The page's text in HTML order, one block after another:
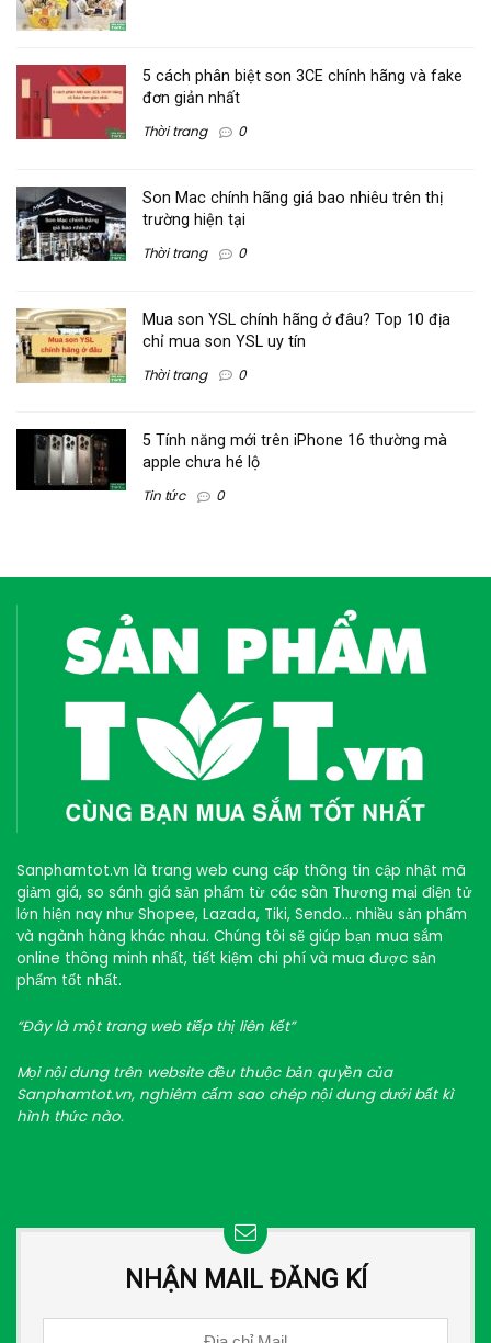
5 cách phân biệt son 3CE chính hãng và fake
đơn giản nhất
Thời trang 0
Son Mac chính hãng giá bao nhiêu trên thị
trường hiện tại
Thời trang 0
Mua son YSL chính hãng ở đâu? Top 10 địa
chỉ mua son YSL uy tín
Thời trang 0
5 Tính năng mới trên iPhone 16 thường mà
apple chưa hé lộ
Tin tức 0
Sanphamtot.vn là trang web cung cấp thông tin cập nhật mã
giảm giá, so sánh giá sản phẩm từ các sàn Thương mại điện tử
lớn hiện nay như Shopee, Lazada, Tiki, Sendo… nhiều sản phẩm
và ngành hàng khác nhau. Chúng tôi sẽ giúp bạn mua sắm
online thông minh nhất, tiết kiệm chi phí và mua được sản
phẩm tốt nhất.
“Đây là một trang web tiếp thị liên kết”
Mọi nội dung trên website đều thuộc bản quyền của
Sanphamtot.vn, nghiêm cấm sao chép nội dung dưới bất kì
hình thức nào.
NHẬN MAIL ĐĂNG KÍ